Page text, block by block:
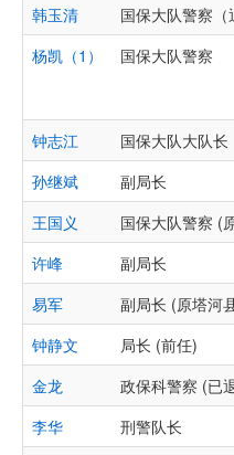
韩玉清
国保大队警察（
杨凯（1）
国保大队警察
钟志江 国保大队大队长
孙继斌
副局长
王国义
国保大队警察 (
许峰
副局长
易军
副局长 (原塔河
钟静文
局长 (前任)
金龙
政保科警察 (已
李华
刑警队长